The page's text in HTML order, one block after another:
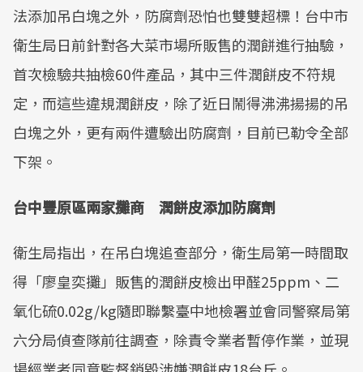
法添加吊白塊之外，防腐劑恐怕也雙雙超標！台中市
衛生局日前針對各大菜市場所販售的潤餅進行抽驗，
首次檢驗共抽檢60件產品，其中三件潤餅皮不符規
定，而這些違規潤餅皮，除了近日鬧得沸沸揚揚的吊
白塊之外，更有兩件遭驗出防腐劑，目前已勒令全部
下架。
台中豐原區兩家攤商 潤餅皮添加防腐劑
衛生局指出，在吊白塊追查部分，衛生局第一時間取
得「廖皇奕攤」販售的潤餅皮檢出甲醛25ppm、二
氧化硫0.02g/kg隨即聯繫臺中地檢署並會同警察局第
六分局偵查隊前往調查，除責令業者暫停作業，並現